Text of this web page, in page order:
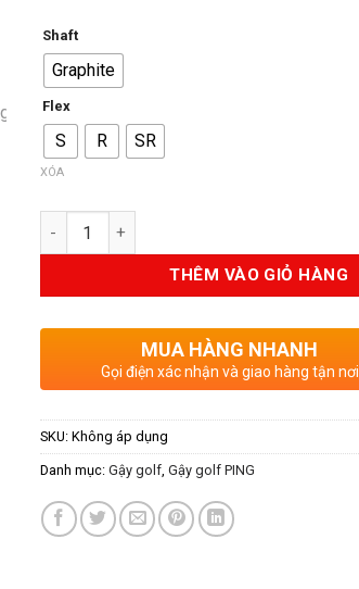
Shaft
Graphite
Flex
S R SR
XÓA
Số lượng
THÊM VÀO GIỎ HÀNG
MUA HÀNG NHANH
Gọi điện xác nhận và giao hàng tận nơi
SKU: Không áp dụng
Danh mục: Gậy golf, Gậy golf PING